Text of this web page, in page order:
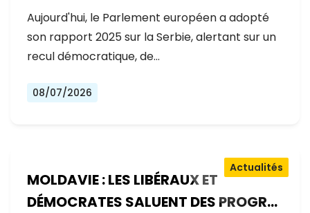
GOUVERNEMENT RECULE SUR LES
RÉFORMES
Aujourd'hui, le Parlement européen a adopté
son rapport 2025 sur la Serbie, alertant sur un
recul démocratique, de…
08/07/2026
MOLDAVIE : LES LIBÉRAUX ET
DÉMOCRATES SALUENT DES PROGRÈS
Actualités